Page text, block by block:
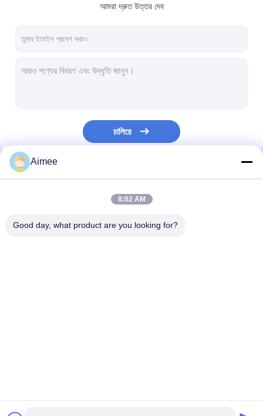
আমরা দ্রুত উত্তর দেব
চালিয়ে
আমাদের বিভাগসমূহ
Aimee
8:02 AM
Good day, what product are you looking for?